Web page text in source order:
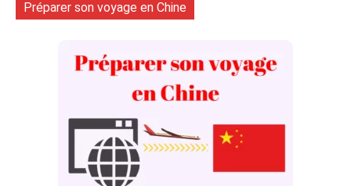
Préparer son voyage en Chine